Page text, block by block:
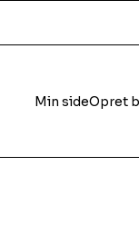
Min sideOpret